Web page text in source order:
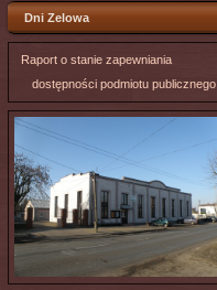
Dni Zelowa
Raport o stanie zapewniania
dostępności podmiotu publicznego